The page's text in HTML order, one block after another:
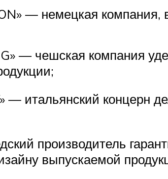
— немецкая
— чешская компания
— итальянский концерн
производитель
выпускаемой